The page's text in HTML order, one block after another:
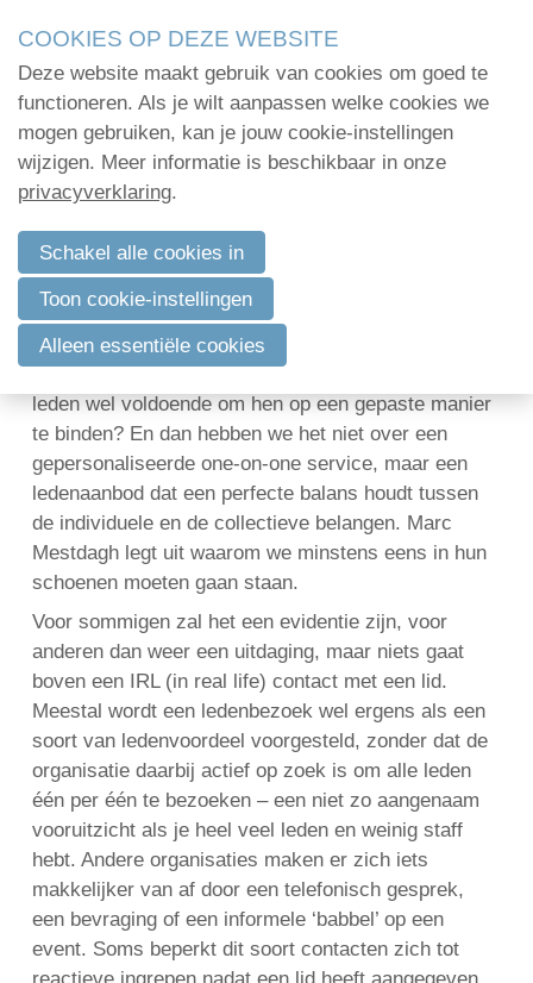
links
Jump
to
navigation
Jump
main
content
Menu
5 redenen waarom je eens in de
schoenen van je leden moet gaan staan
31 augustus 2015 om 10:16
Het is ondertussen een open deur geworden dat
leden veeleisender geworden zijn en moeilijker te
binden aan de vereniging. Maar kennen we onze
leden wel voldoende om hen op een gepaste manier
te binden? En dan hebben we het niet over een
gepersonaliseerde one-on-one service, maar een
ledenaanbod dat een perfecte balans houdt tussen
de individuele en de collectieve belangen. Marc
Mestdagh legt uit waarom we minstens eens in hun
schoenen moeten gaan staan.
Voor sommigen zal het een evidentie zijn, voor
anderen dan weer een uitdaging, maar niets gaat
boven een IRL (in real life) contact met een lid.
Meestal wordt een ledenbezoek wel ergens als een
soort van ledenvoordeel voorgesteld, zonder dat de
organisatie daarbij actief op zoek is om alle leden
één per één te bezoeken – een niet zo aangenaam
vooruitzicht als je heel veel leden en weinig staff
hebt. Andere organisaties maken er zich iets
makkelijker van af door een telefonisch gesprek,
een bevraging of een informele ‘babbel’ op een
event. Soms beperkt dit soort contacten zich tot
Home
Administratie
Communicatie
Verenigingsadvies
Mijn deelnamecertificaten
Dag van de
bodemdeskundige
Log in
English
Français
Nederlands
COOKIES OP DEZE WEBSITE
Deze website maakt gebruik van cookies om goed te
functioneren. Als je wilt aanpassen welke cookies we
mogen gebruiken, kan je jouw cookie-instellingen
wijzigen. Meer informatie is beschikbaar in onze
privacyverklaring.
Schakel alle cookies in
Toon cookie-instellingen
Alleen essentiële cookies